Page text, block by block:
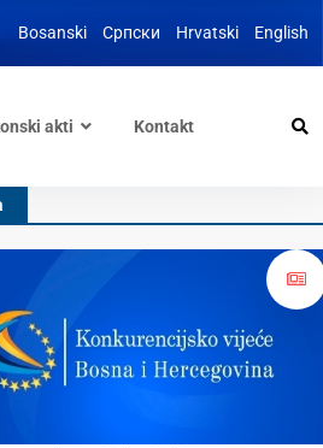
Bosanski Српски Hrvatski English
akti Kontakt